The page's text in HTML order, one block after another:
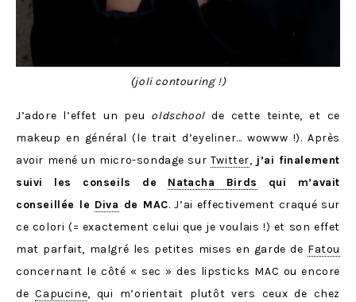
(joli contouring !)
J’adore l’effet un peu oldschoolde cette teinte, et ce
makeup en général (le trait d’eyeliner… wowww !). Après
avoir mené un micro-sondage sur Twitter, j’ai finalement
suivi les conseils de Natacha Birds
qui m’avait
conseillée le Diva de MAC. J’ai effectivement craqué sur
ce colori (= exactement celui que je voulais !) et son effet
mat parfait, malgré les petites mises en garde de Fatou
concernant le côté « sec » des lipsticks MAC ou encore
deCapucine, qui m’orientait plutôt vers ceux de chez